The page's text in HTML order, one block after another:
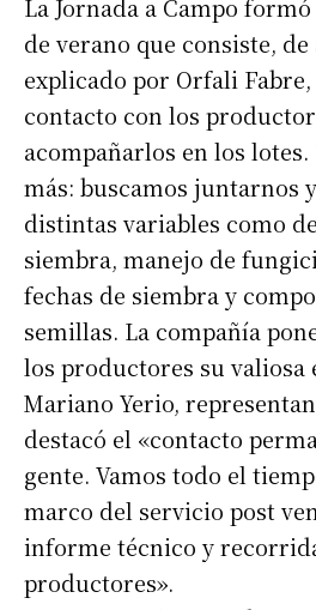
La Jornada a Campo
de verano que consiste,
explicado por Orfali
contacto con los
acompañarlos en los lotes.
más: buscamos juntarnos
distintas variables como
siembra, manejo de
fechas de siembra y
semillas. La compañía
los productores su valiosa
Mariano Yerio,
destacó el «contacto
gente. Vamos todo el
marco del servicio post
informe técnico y
productores».